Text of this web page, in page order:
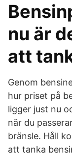
nu är
att
Genom
hur priset på
ligger just nu
när du
bränsle. Håll
att tanka